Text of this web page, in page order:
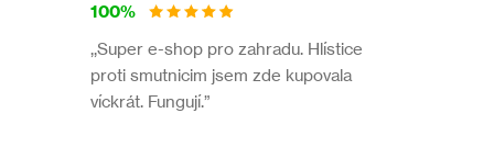
100%
,,Super e-shop pro zahradu. Hlístice
proti smutnicim jsem zde kupovala
víckrát. Fungují.”